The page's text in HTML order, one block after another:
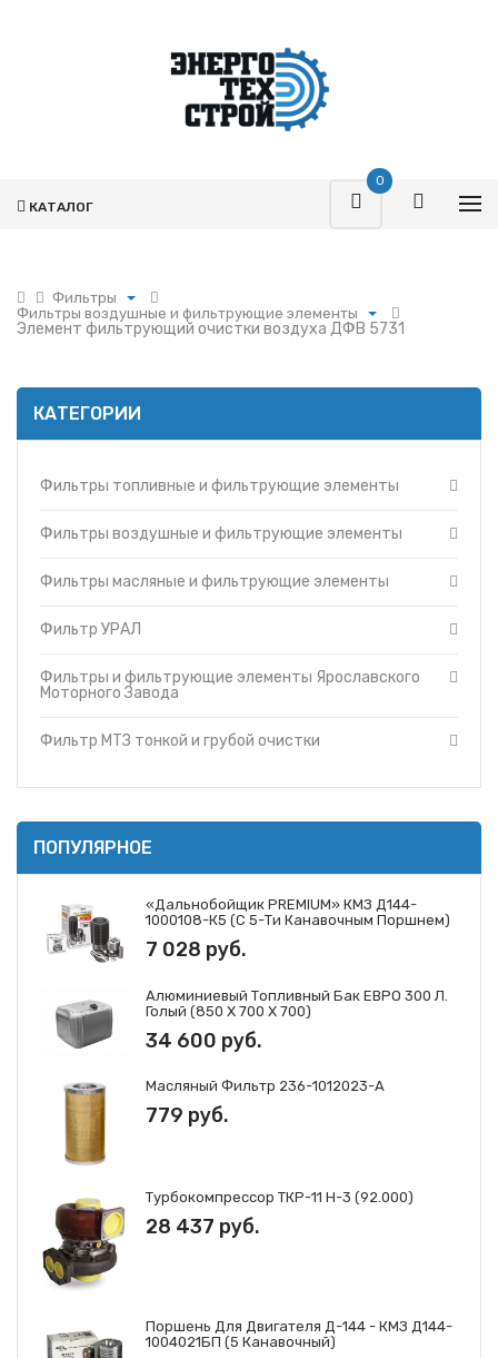
0
КАТАЛОГ
Фильтры
Поршневая
Фильтры
Гидромоторы
Насосы
Вкладыши
О компании
Доставка
Фильтры воздушные и фильтрующие элементы
Фильтры топливные и фильтрующие элементы
Фильтры и фильтрующие элементы МАЗ
Фильтры и фильтрующие элементы Ярославского
Фильтры и фильтрующие элементы ЗМЗ
Фильтры и фильтрующие элементы ГАЗ
Фильтры и фильтрующие элементы Iveco
Элемент фильтрующий очистки воздуха ДФВ 5731
КАТЕГОРИИ
Фильтры топливные и фильтрующие элементы
Фильтры воздушные и фильтрующие элементы
Фильтры масляные и фильтрующие элементы
Фильтр УРАЛ
Фильтры и фильтрующие элементы Ярославского
Моторного Завода
Фильтр МТЗ тонкой и грубой очистки
ПОПУЛЯРНОЕ
«Дальнобойщик PREMIUM» КМЗ Д144-
1000108-К5 (с 5-Ти Канавочным Поршнем)
7 028 руб.
Алюминиевый Топливный Бак ЕВРО 300 Л.
Голый (850 Х 700 Х 700)
34 600 руб.
Масляный Фильтр 236-1012023-А
779 руб.
Турбокомпрессор ТКР-11 Н-3 (92.000)
28 437 руб.
Поршень Для Двигателя Д-144 - КМЗ Д144-
1004021БП (5 Канавочный)